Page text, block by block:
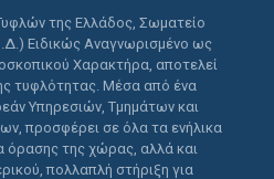
της Ελλάδος, Σωματείο
Ειδικώς Αναγνωρισμένο ως
Χαρακτήρα, αποτελεί
τυφλότητας. Μέσα από ένα
Υπηρεσιών, Τμημάτων και
προσφέρει σε όλα τα ενήλικα
όρασης της χώρας, αλλά και
πολλαπλή στήριξη για